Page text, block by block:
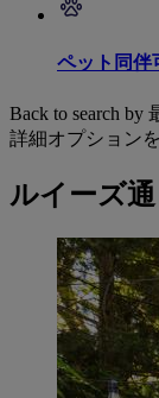
ペット同伴
Back to search
詳細オプション
ルイーズ